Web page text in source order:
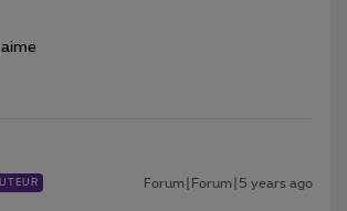
Forum|Forum|5 years ago